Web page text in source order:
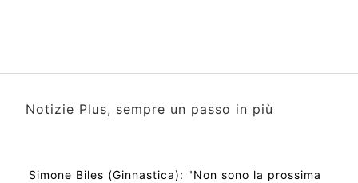
Notizie Plus, sempre un passo in più
Simone Biles (Ginnastica): "Non sono la prossima